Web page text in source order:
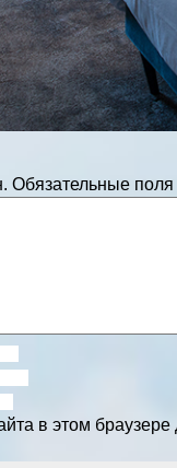
Обязательные
в этом